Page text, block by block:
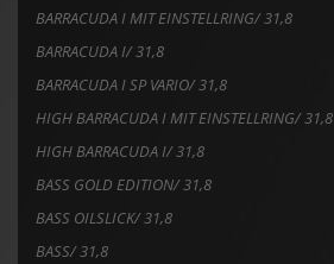
BARRACUDA I MIT EINSTELLRING/ 31,8
BARRACUDA I/ 31,8
BARRACUDA I SP VARIO/ 31,8
HIGH BARRACUDA I MIT EINSTELLRING/ 31,8
HIGH BARRACUDA I/ 31,8
BASS GOLD EDITION/ 31,8
BASS OILSLICK/ 31,8
BASS/ 31,8